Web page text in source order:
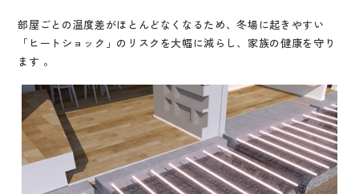
部屋ごとの温度差がほとんどなくなるため、冬場に起きやすい
「ヒートショック」のリスクを大幅に減らし、家族の健康を守り
ます 。